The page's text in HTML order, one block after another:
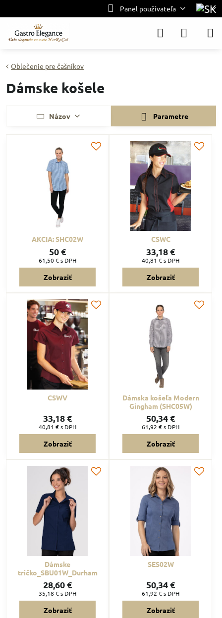
Panel používateľa
Oblečenie pre čašníkov
Dámske košele
Názov Parametre
AKCIA: SHC02W
50 €
61,50 €s DPH
Zobraziť
CSWC
33,18 €
40,81 €s DPH
Zobraziť
CSWV
33,18 €
40,81 €s DPH
Zobraziť
Dámska košeľa Modern
Gingham (SHC05W)
50,34 €
61,92 €s DPH
Zobraziť
Dámske
tričko_SBU01W_Durham
28,60 €
35,18 €s DPH
Zobraziť
SES02W
50,34 €
61,92 €s DPH
Zobraziť